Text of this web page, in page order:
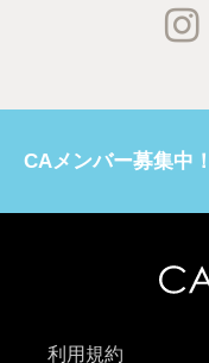
CAメンバー募集中！
利用規約